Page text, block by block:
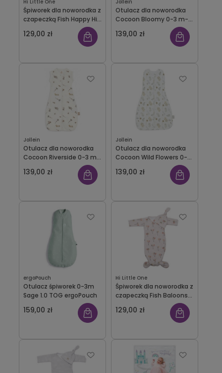
Hi Little One
Śpiworek dla noworodka z
czapeczką Fish Happy Hi
129,00 zł
Jollein
Otulacz dla noworodka
Cocoon Bloomy 0-3 m-
139,00 zł
Jollein
Otulacz dla noworodka
Cocoon Riverside 0-3 m-
139,00 zł
Jollein
Otulacz dla noworodka
Cocoon Wild Flowers 0-3
139,00 zł
ergoPouch
Otulacz śpiworek 0-3m
Sage 1.0 TOG ergoPouch
159,00 zł
Hi Little One
Śpiworek dla noworodka z
czapeczką Fish Baloons
129,00 zł